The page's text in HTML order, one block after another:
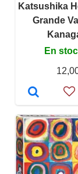
Katsushika
Grande
En